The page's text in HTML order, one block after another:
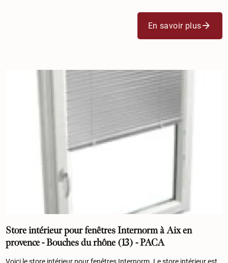
En savoir plus
Store intérieur pour fenêtres Internorm à Aix en
provence - Bouches du rhône (13) - PACA